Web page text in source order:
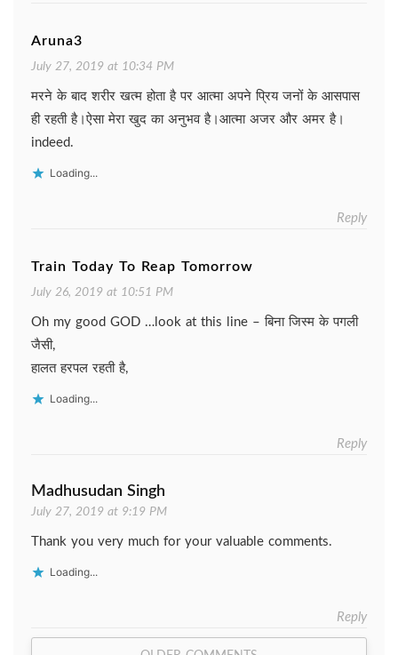
Aruna3
July 27, 2019 at 10:34 PM
मरने के बाद शरीर खत्म होता है पर आत्मा अपने प्रिय जनों के आसपास
ही रहती है।ऐसा मेरा खुद का अनुभव है।आत्मा अजर और अमर है।
indeed.
Loading...
Reply
Train Today To Reap Tomorrow
July 26, 2019 at 10:51 PM
Oh my good GOD …look at this line – बिना जिस्म के पगली
जैसी,
हालत हरपल रहती है,
Loading...
Reply
Madhusudan Singh
July 27, 2019 at 9:19 PM
Thank you very much for your valuable comments.
Loading...
Reply